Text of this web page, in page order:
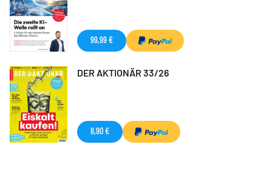
99,99 €
DER AKTIONÄR 33/26
8,90 €